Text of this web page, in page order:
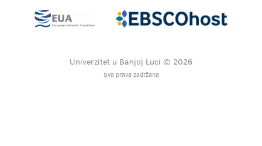
Univerzitet u Banjoj Luci © 2026
Sva prava zadržana